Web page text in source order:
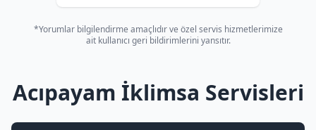
*Yorumlar bilgilendirme amaçlıdır ve özel servis hizmetlerimize
ait kullanıcı geri bildirimlerini yansıtır.
Acıpayam İklimsa Servisleri